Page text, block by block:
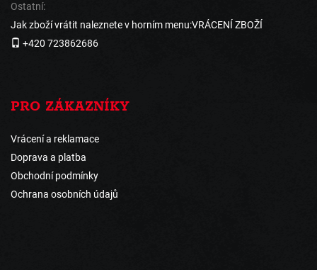
Ostatní:
Jak zboží vrátit naleznete v horním menu:VRÁCENÍ ZBOŽÍ
+420 723862686
PRO ZÁKAZNÍKY
Vrácení a reklamace
Doprava a platba
Obchodní podmínky
Ochrana osobních údajů